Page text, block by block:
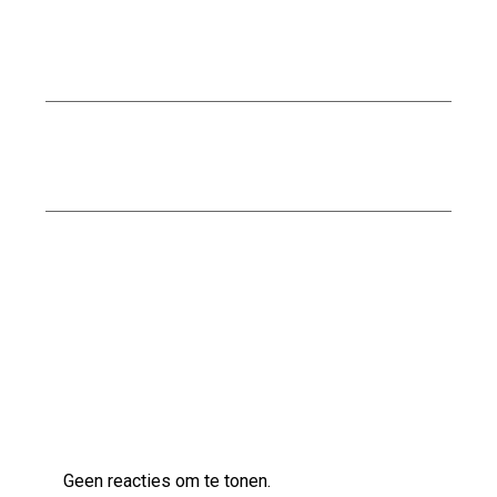
Geen reacties om te tonen.